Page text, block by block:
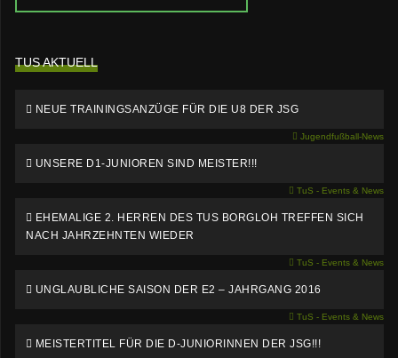
TUS AKTUELL
NEUE TRAININGSANZÜGE FÜR DIE U8 DER JSG
Jugendfußball-News
UNSERE D1-JUNIOREN SIND MEISTER!!!
TuS - Events & News
EHEMALIGE 2. HERREN DES TUS BORGLOH TREFFEN SICH
NACH JAHRZEHNTEN WIEDER
TuS - Events & News
UNGLAUBLICHE SAISON DER E2 – JAHRGANG 2016
TuS - Events & News
MEISTERTITEL FÜR DIE D-JUNIORINNEN DER JSG!!!